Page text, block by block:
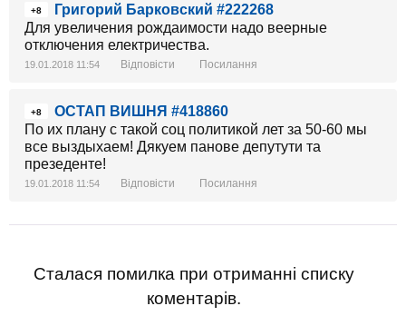
+8
Григорий Барковский #222268
Для увеличения рождаимости надо веерные
отключения електричества.
19.01.2018 11:54 Відповісти Посилання
+8
ОСТАП ВИШНЯ #418860
По их плану с такой соц политикой лет за 50-60 мы
все выздыхаем! Дякуем панове депутути та
презеденте!
19.01.2018 11:54 Відповісти Посилання
Сталася помилка при отриманні списку
коментарів.